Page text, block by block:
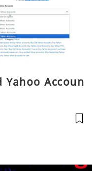
Yahoo Accoun